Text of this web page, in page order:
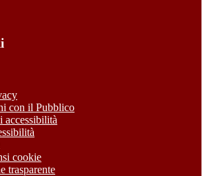
con il Pubblico
accessibilità
cookie
trasparente